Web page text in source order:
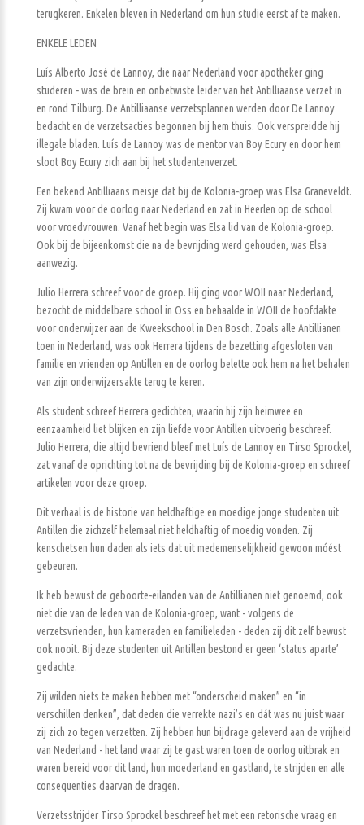
terugkeren. Enkelen bleven in Nederland om hun studie eerst af te maken.
ENKELE LEDEN
Luís Alberto José de Lannoy, die naar Nederland voor apotheker ging
studeren - was de brein en onbetwiste leider van het Antilliaanse verzet in
en rond Tilburg. De Antilliaanse verzetsplannen werden door De Lannoy
bedacht en de verzetsacties begonnen bij hem thuis. Ook verspreidde hij
illegale bladen. Luís de Lannoy was de mentor van Boy Ecury en door hem
sloot Boy Ecury zich aan bij het studentenverzet.
Een bekend Antilliaans meisje dat bij de Kolonia-groep was Elsa Graneveldt.
Zij kwam voor de oorlog naar Nederland en zat in Heerlen op de school
voor vroedvrouwen. Vanaf het begin was Elsa lid van de Kolonia-groep.
Ook bij de bijeenkomst die na de bevrijding werd gehouden, was Elsa
aanwezig.
Julio Herrera schreef voor de groep. Hij ging voor WOII naar Nederland,
bezocht de middelbare school in Oss en behaalde in WOII de hoofdakte
voor onderwijzer aan de Kweekschool in Den Bosch. Zoals alle Antillianen
toen in Nederland, was ook Herrera tijdens de bezetting afgesloten van
familie en vrienden op Antillen en de oorlog belette ook hem na het behalen
van zijn onderwijzersakte terug te keren.
Als student schreef Herrera gedichten, waarin hij zijn heimwee en
eenzaamheid liet blijken en zijn liefde voor Antillen uitvoerig beschreef.
Julio Herrera, die altijd bevriend bleef met Luís de Lannoy en Tirso Sprockel,
zat vanaf de oprichting tot na de bevrijding bij de Kolonia-groep en schreef
artikelen voor deze groep.
Dit verhaal is de historie van heldhaftige en moedige jonge studenten uit
Antillen die zichzelf helemaal niet heldhaftig of moedig vonden. Zij
kenschetsen hun daden als iets dat uit medemenselijkheid gewoon móést
gebeuren.
Ik heb bewust de geboorte-eilanden van de Antillianen niet genoemd, ook
niet die van de leden van de Kolonia-groep, want - volgens de
verzetsvrienden, hun kameraden en familieleden - deden zij dit zelf bewust
ook nooit. Bij deze studenten uit Antillen bestond er geen ‘status aparte’
gedachte.
Zij wilden niets te maken hebben met “onderscheid maken” en “in
verschillen denken”, dat deden die verrekte nazi’s en dát was nu juist waar
zij zich zo tegen verzetten. Zij hebben hun bijdrage geleverd aan de vrijheid
van Nederland - het land waar zij te gast waren toen de oorlog uitbrak en
waren bereid voor dit land, hun moederland en gastland, te strijden en alle
consequenties daarvan de dragen.
Verzetsstrijder Tirso Sprockel beschreef het met een retorische vraag en